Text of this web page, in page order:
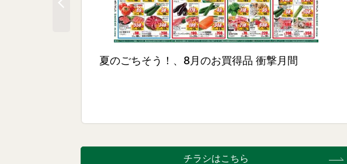
チラシはこちら